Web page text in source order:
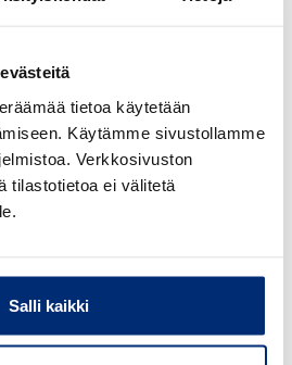
tietoa käytetään
Käytämme sivustollamme
Verkkosivuston
tilastotietoa ei välitetä
Salli kaikki
onnettomuuksien määrä
kertaa
jatkuu, sillä
ei ole vielä kokonaan